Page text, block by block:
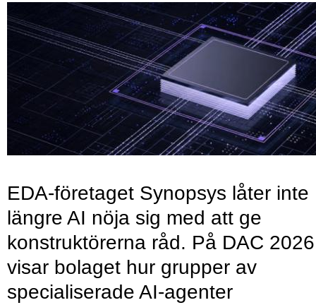
EDA-företaget Synopsys låter inte
längre AI nöja sig med att ge
konstruktörerna råd. På DAC 2026
visar bolaget hur grupper av
specialiserade AI-agenter